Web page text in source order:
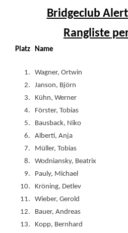
Bridgeclub
Rangliste
Platz Name
1.
Wagner, Ortwin
2.
Janson, Björn
3.
Kühn, Werner
4.
Förster, Tobias
5.
Bausback, Niko
6.
Alberti, Anja
7.
Müller, Tobias
8.
Wodniansky, Beatrix
9.
Pauly, Michael
10.
Kröning, Detlev
11.
Wieber, Gerold
12.
Bauer, Andreas
13.
Kopp, Bernhard